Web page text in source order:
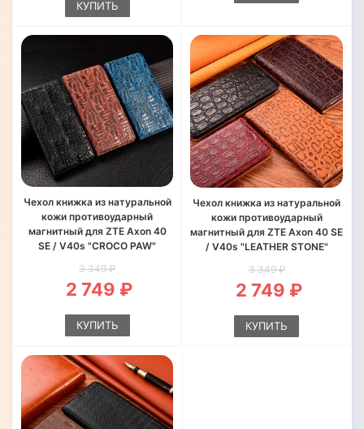
КУПИТЬ
Чехол книжка из натуральной
кожи противоударный
магнитный для ZTE Axon 40
SE / V40s "CROCO PAW"
3 349 ₽
2 749 ₽
КУПИТЬ
Чехол книжка из натуральной
кожи противоударный
магнитный для ZTE Axon 40 SE
/ V40s "LEATHER STONE"
3 349 ₽
2 749 ₽
КУПИТЬ